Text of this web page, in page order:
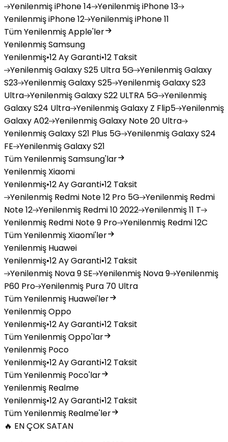
YenilenmişiPhone 14 YenilenmişiPhone 13
YenilenmişiPhone 12 YenilenmişiPhone 11
Tüm Yenilenmiş Apple'ler
Yenilenmiş Samsung
Yenilenmiş•12 Ay Garanti•12 Taksit
YenilenmişGalaxy S25 Ultra 5G YenilenmişGalaxy
S23 YenilenmişGalaxy S25 YenilenmişGalaxy S23
Ultra YenilenmişGalaxy S22 ULTRA 5G Yenilenmiş
Galaxy S24 Ultra YenilenmişGalaxy Z Flip5 Yenilenmiş
Galaxy A02 YenilenmişGalaxy Note 20 Ultra
YenilenmişGalaxy S21 Plus 5G YenilenmişGalaxy S24
FE YenilenmişGalaxy S21
Tüm Yenilenmiş Samsung'lar
Yenilenmiş Xiaomi
Yenilenmiş•12 Ay Garanti•12 Taksit
Yenilenmiş Redmi Note 12 Pro 5G Yenilenmiş Redmi
Note 12 Yenilenmiş Redmi 10 2022 Yenilenmiş11 T
Yenilenmiş Redmi Note 9 Pro Yenilenmiş Redmi 12C
Tüm Yenilenmiş Xiaomi'ler
Yenilenmiş Huawei
Yenilenmiş•12 Ay Garanti•12 Taksit
Yenilenmiş Nova 9 SE Yenilenmiş Nova 9 Yenilenmiş
P60 Pro Yenilenmiş Pura 70 Ultra
Tüm Yenilenmiş Huawei'ler
Yenilenmiş Oppo
Yenilenmiş•12 Ay Garanti•12 Taksit
Tüm Yenilenmiş Oppo'lar
Yenilenmiş Poco
Yenilenmiş•12 Ay Garanti•12 Taksit
Tüm Yenilenmiş Poco'lar
Yenilenmiş Realme
Yenilenmiş•12 Ay Garanti•12 Taksit
Tüm Yenilenmiş Realme'ler
🔥 EN ÇOK SATAN